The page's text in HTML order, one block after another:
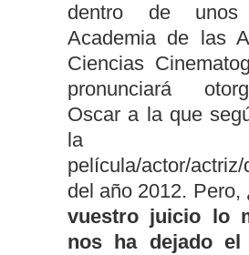
dentro de
Academia de las
Ciencias
pronunciará
Oscar a la que
la
película/actor/actriz/
del año 2012. Pero,
vuestro juicio lo
nos ha dejado el